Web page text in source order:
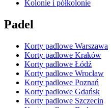
Kolonie i półkolonie
Padel
Korty padlowe Warszawa
Korty padlowe Kraków
Korty padlowe Łódź
Korty padlowe Wrocław
Korty padlowe Poznań
Korty padlowe Gdańsk
Korty padlowe Szczecin